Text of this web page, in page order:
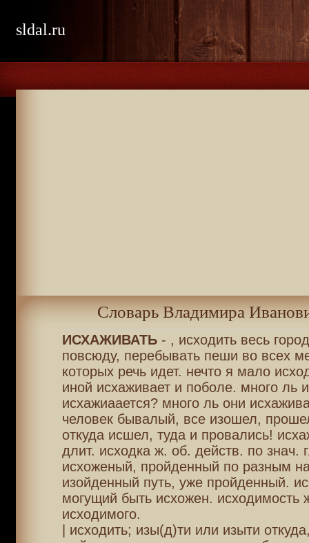
sldal.ru
Словарь Владимира
ИСХАЖИВАТЬ- , исходить весь
повсюду, перебывать пеши во всех
которых речь идет. нечто я мало
иной исхаживает и поболе. много ль
исхажиаается? много ль они
человек бывалый, все изошел,
откуда исшел, туда и провались!
длит. исходка ж. об. действ. по знач.
исхоженый, пройденный по разным
изойденный путь, уже пройденный.
могущий быть исхожен. исходимость
исходимого.
| исходить; изы(д)ти или изыти